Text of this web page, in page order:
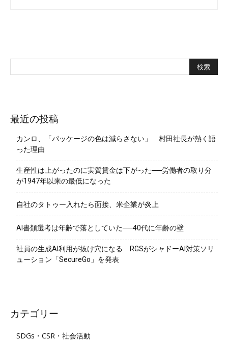
最近の投稿
カンロ、「パッケージの色は減らさない」 村田社長が熱く語
った理由
生産性は上がったのに実質賃金は下がった──労働者の取り分
が1947年以来の最低になった
自社のタトゥー入れたら面接、米企業が炎上
AI書類選考は年齢で落としていた──40代に年齢の壁
社員の生成AI利用が抜け穴になる RGSがシャドーAI対策ソリ
ューション「SecureGo」を発表
カテゴリー
SDGs・CSR・社会活動